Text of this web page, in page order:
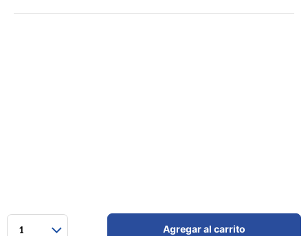
1 Agregar al carrito